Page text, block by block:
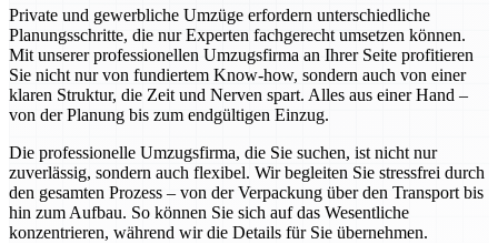
Private und gewerbliche Umzüge erfordern unterschiedliche
Planungsschritte, die nur Experten fachgerecht umsetzen können.
Mit unserer professionellen Umzugsfirma an Ihrer Seite profitieren
Sie nicht nur von fundiertem Know-how, sondern auch von einer
klaren Struktur, die Zeit und Nerven spart. Alles aus einer Hand –
von der Planung bis zum endgültigen Einzug.
Die professionelle Umzugsfirma, die Sie suchen, ist nicht nur
zuverlässig, sondern auch flexibel. Wir begleiten Sie stressfrei durch
den gesamten Prozess – von der Verpackung über den Transport bis
hin zum Aufbau. So können Sie sich auf das Wesentliche
konzentrieren, während wir die Details für Sie übernehmen.